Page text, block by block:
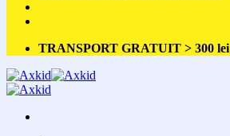
TRANSPORT GRATUIT > 300 lei